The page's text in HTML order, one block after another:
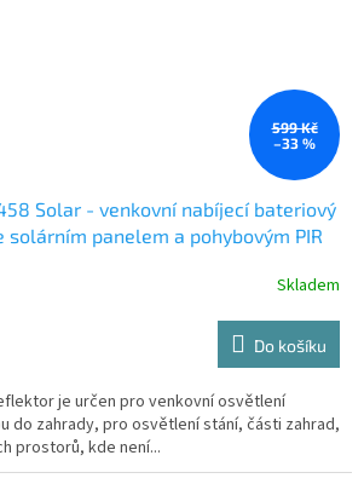
599 Kč
–33 %
Solar - venkovní nabíjecí bateriový
solárním panelem a pohybovým PIR
Skladem
Do košíku
je určen pro venkovní osvětlení
do zahrady, pro osvětlení stání, části zahrad,
prostorů, kde není...